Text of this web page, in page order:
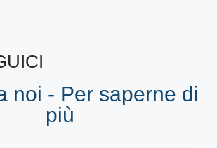
noi - Per saperne di
più